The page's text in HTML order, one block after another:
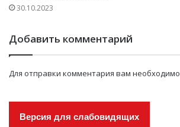
30.10.2023
Добавить комментарий
Для отправки комментария вам необходимо
Версия для слабовидящих